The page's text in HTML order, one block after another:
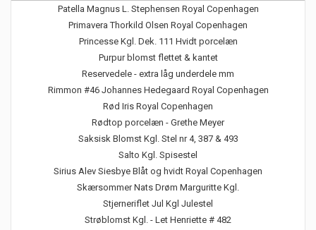
Patella Magnus L. Stephensen Royal Copenhagen
Primavera Thorkild Olsen Royal Copenhagen
Princesse Kgl. Dek. 111 Hvidt porcelæn
Purpur blomst flettet & kantet
Reservedele - extra låg underdele mm
Rimmon #46 Johannes Hedegaard Royal Copenhagen
Rød Iris Royal Copenhagen
Rødtop porcelæn - Grethe Meyer
Saksisk Blomst Kgl. Stel nr 4, 387 & 493
Salto Kgl. Spisestel
Sirius Alev Siesbye Blåt og hvidt Royal Copenhagen
Skærsommer Nats Drøm Marguritte Kgl.
Stjerneriflet Jul Kgl Julestel
Strøblomst Kgl. - Let Henriette # 482